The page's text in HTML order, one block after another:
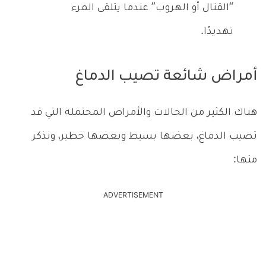
“القتال أو الهروب” عندما يتلقى المرء
تهديدًا.
أمراض شائعة تصيب الدماغ
هناك الكثير من الحالات والأمراض المحتملة التي قد
تصيب الدماغ، بعضها بسيط وبعضها خطير، ونذكر
منها:
ADVERTISEMENT